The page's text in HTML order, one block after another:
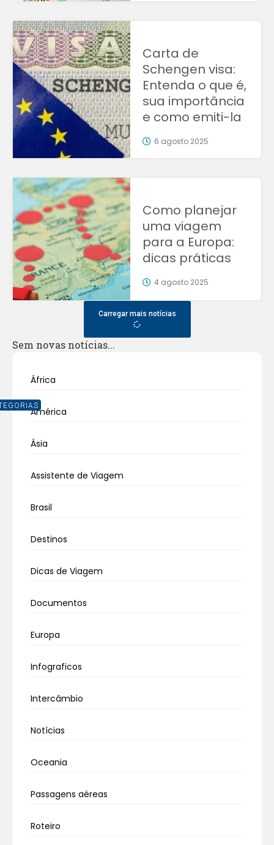
África
América
Ásia
Assistente de Viagem
Brasil
Destinos
Dicas de Viagem
Documentos
Europa
Infograficos
Intercâmbio
Notícias
Oceania
Passagens aéreas
Roteiro
Carta de
Schengen visa:
Entenda o que é,
sua importância
e como emiti-la
6 agosto 2025
Como planejar
uma viagem
para a Europa:
dicas práticas
4 agosto 2025
Carregar mais notícias
Sem novas notícias...